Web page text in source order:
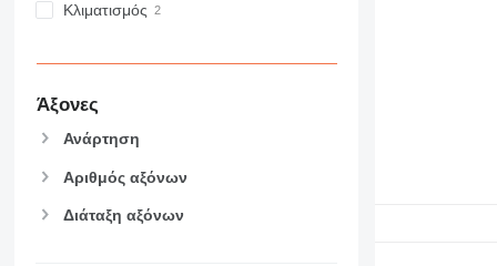
NR
RM
Κλιματισμός
Άξονες
Ανάρτηση
Αριθμός αξόνων
Διάταξη αξόνων